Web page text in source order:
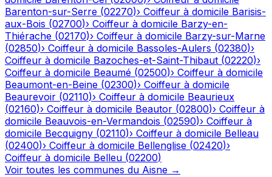
Barenton-sur-Serre (02270)› Coiffeur à domicile Barisis-
aux-Bois (02700)› Coiffeur à domicile Barzy-en-
Thiérache (02170)› Coiffeur à domicile Barzy-sur-Marne
(02850)› Coiffeur à domicile Bassoles-Aulers (02380)›
Coiffeur à domicile Bazoches-et-Saint-Thibaut (02220)›
Coiffeur à domicile Beaumé (02500)› Coiffeur à domicile
Beaumont-en-Beine (02300)› Coiffeur à domicile
Beaurevoir (02110)› Coiffeur à domicile Beaurieux
(02160)› Coiffeur à domicile Beautor (02800)› Coiffeur à
domicile Beauvois-en-Vermandois (02590)› Coiffeur à
domicile Becquigny (02110)› Coiffeur à domicile Belleau
(02400)› Coiffeur à domicile Bellenglise (02420)›
Coiffeur à domicile Belleu (02200)
Voir toutes les communes du Aisne →